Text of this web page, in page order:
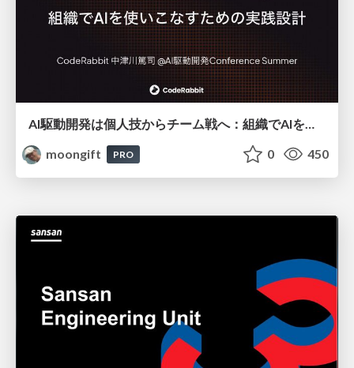
moongift
PRO 0 450